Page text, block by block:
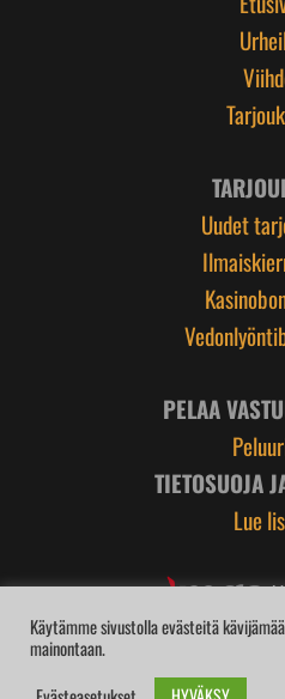
Uudet
PELAA
TIETOSUOJA
Lue
Käytämme sivustolla evästeitä
mainontaan.